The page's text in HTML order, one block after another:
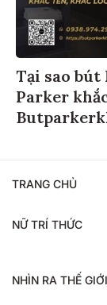
Tại sao bút
Parker
TRANG CHỦ
NỮ TRÍ THỨC
NHÌN RA THẾ GIỚI